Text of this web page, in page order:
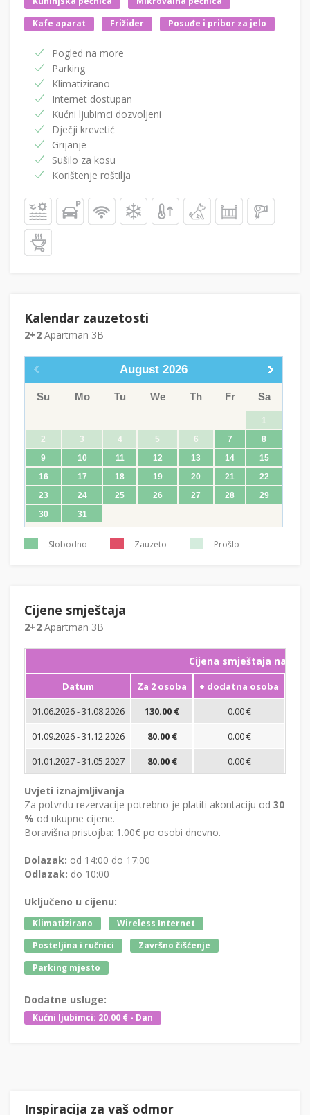
Kafe aparat
Frižider Posuđe i pribor za jelo
Pogled na more
Parking
Klimatizirano
Internet dostupan
Kućni ljubimci dozvoljeni
Dječji krevetić
Grijanje
Sušilo za kosu
Korištenje roštilja
Kalendar zauzetosti
2+2 Apartman 3B
August 2026
Su Mo Tu We Th Fr Sa
1
2
3 4 5 6 7
8
9
10 11 12 13 14
15
16
17 18 19 20 21
22
23
24 25 26 27 28
29
30
31
Slobodno Zauzeto Prošlo
Cijene smještaja
2+2 Apartman 3B
Cijena smještaja na noć
Datum Za 2 osoba + dodatna osoba
01.06.2026 - 31.08.2026
130.00 €
0.00 €
01.09.2026 - 31.12.2026
80.00 €
0.00 €
01.01.2027 - 31.05.2027
80.00 € 0.00 €
Uvjeti iznajmljivanja
Za potvrdu rezervacije potrebno je platiti akontaciju od 30
% od ukupne cijene.
Boravišna pristojba: 1.00€ po osobi dnevno.
Dolazak: od 14:00 do 17:00
Odlazak: do 10:00
Uključeno u cijenu:
Klimatizirano
Wireless Internet
Posteljina i ručnici
Završno čišćenje
Parking mjesto
Dodatne usluge:
Kućni ljubimci: 20.00 € - Dan
Inspiracija za vaš odmor